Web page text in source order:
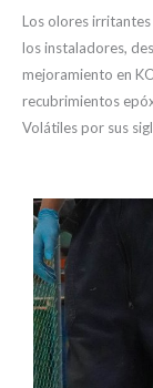
Los olores
los instaladores,
mejoramiento en
recubrimientos
Volátiles por sus